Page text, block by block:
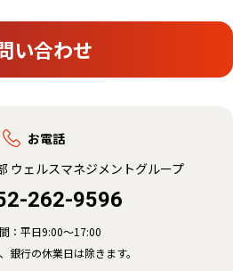
い合わせ
お電話
ウェルスマネジメントグループ
262-9596
： 平日9:00～17:00
銀行の休業日は除きます。